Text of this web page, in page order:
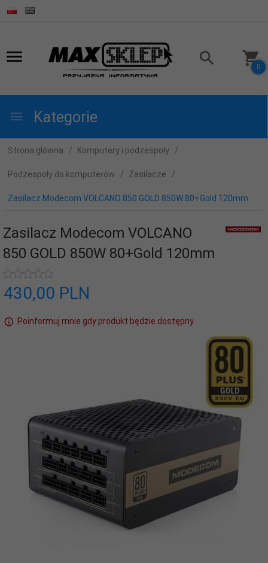
0
Kategorie
Strona główna Komputery i podzespoły
Podzespoły do komputerów Zasilacze
Zasilacz Modecom VOLCANO 850 GOLD 850W 80+Gold 120mm
Zasilacz Modecom VOLCANO
850 GOLD 850W 80+Gold 120mm
430,00 PLN
Poinformuj mnie gdy produkt będzie dostępny